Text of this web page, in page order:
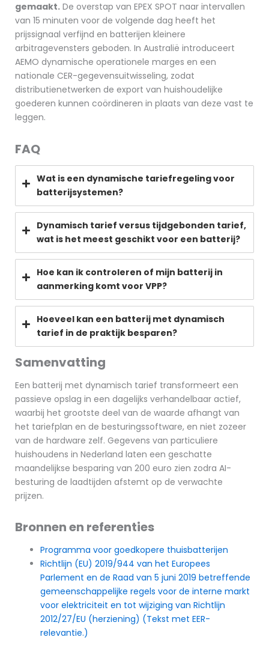
gemaakt. De overstap van EPEX SPOT naar intervallen
van 15 minuten voor de volgende dag heeft het
prijssignaal verfijnd en batterijen kleinere
arbitragevensters geboden. In Australië introduceert
AEMO dynamische operationele marges en een
nationale CER-gegevensuitwisseling, zodat
distributienetwerken de export van huishoudelijke
goederen kunnen coördineren in plaats van deze vast te
leggen.
FAQ
Wat is een dynamische tariefregeling voor
batterijsystemen?
Dynamisch tarief versus tijdgebonden tarief,
wat is het meest geschikt voor een batterij?
Hoe kan ik controleren of mijn batterij in
aanmerking komt voor VPP?
Hoeveel kan een batterij met dynamisch
tarief in de praktijk besparen?
Samenvatting
Een batterij met dynamisch tarief transformeert een
passieve opslag in een dagelijks verhandelbaar actief,
waarbij het grootste deel van de waarde afhangt van
het tariefplan en de besturingssoftware, en niet zozeer
van de hardware zelf. Gegevens van particuliere
huishoudens in Nederland laten een geschatte
maandelijkse besparing van 200 euro zien zodra AI-
besturing de laadtijden afstemt op de verwachte
prijzen.
Bronnen en referenties
Programma voor goedkopere thuisbatterijen
Richtlijn (EU) 2019/944 van het Europees
Parlement en de Raad van 5 juni 2019 betreffende
gemeenschappelijke regels voor de interne markt
voor elektriciteit en tot wijziging van Richtlijn
2012/27/EU (herziening) (Tekst met EER-
relevantie.)